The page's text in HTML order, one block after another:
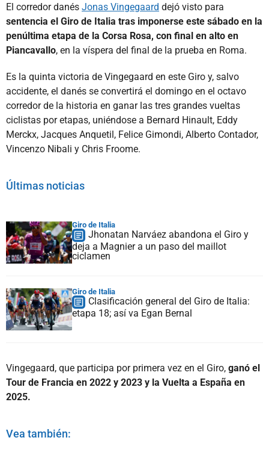
El corredor danés Jonas Vingegaard dejó visto para
sentencia el Giro de Italia tras imponerse este sábado en la
penúltima etapa de la Corsa Rosa, con final en alto en
Piancavallo, en la víspera del final de la prueba en Roma.
Es la quinta victoria de Vingegaard en este Giro y, salvo
accidente, el danés se convertirá el domingo en el octavo
corredor de la historia en ganar las tres grandes vueltas
ciclistas por etapas, uniéndose a Bernard Hinault, Eddy
Merckx, Jacques Anquetil, Felice Gimondi, Alberto Contador,
Vincenzo Nibali y Chris Froome.
Últimas noticias
Giro de Italia
Jhonatan Narváez abandona el Giro y
deja a Magnier a un paso del maillot
ciclamen
Giro de Italia
Clasificación general del Giro de Italia:
etapa 18; así va Egan Bernal
Vingegaard, que participa por primera vez en el Giro, ganó el
Tour de Francia en 2022 y 2023 y la Vuelta a España en
2025.
Vea también: